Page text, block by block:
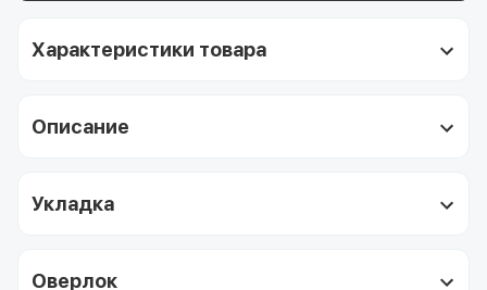
Характеристики товара
Описание
Укладка
Оверлок